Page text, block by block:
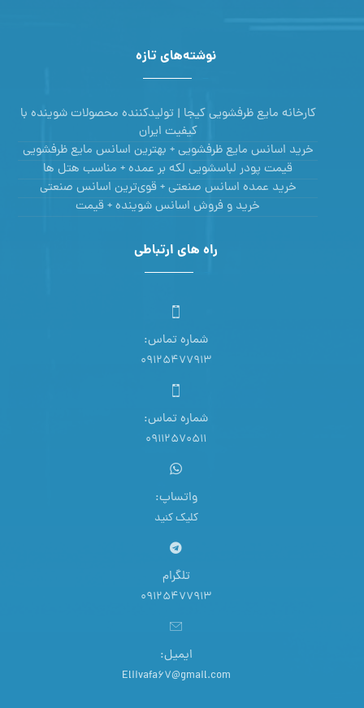
نوشته‌های تازه
کارخانه مایع ظرفشویی کیجا | تولیدکننده محصولات شوینده با
کیفیت ایران
خرید اسانس مایع ظرفشویی + بهترین اسانس مایع ظرفشویی
قیمت پودر لباسشویی لکه بر عمده + مناسب هتل ها
خرید عمده اسانس صنعتی + قوی‌ترین اسانس‌ صنعتی
خرید و فروش اسانس شوینده + قیمت
راه های ارتباطی
شماره تماس:
09125477913
شماره تماس:
09112570511
واتساپ:
کلیک کنید
تلگرام
09125477913
ایمیل:
Eliivafa67@gmail.com